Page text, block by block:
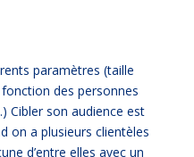
paramètres (taille
fonction des personnes
Cibler son audience est
on a plusieurs clientèles
d’entre elles avec un